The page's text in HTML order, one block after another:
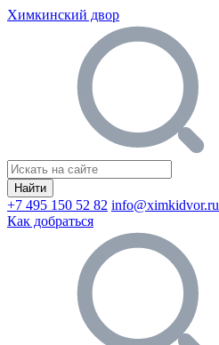
Химкинский двор
Найти
+7 495 150 52 82 info@ximkidvor.ru
Как добраться